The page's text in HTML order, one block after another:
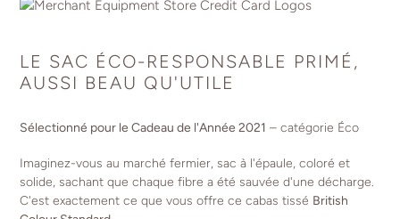
produit
à
panier
LE SAC ÉCO-RESPONSABLE PRIMÉ,
AUSSI BEAU QU'UTILE
Sélectionné pour le Cadeau de l'Année 2021 – catégorie Éco
Imaginez-vous au marché fermier, sac à l'épaule, coloré et
solide, sachant que chaque fibre a été sauvée d'une décharge.
C'est exactement ce que vous offre ce cabas tissé British